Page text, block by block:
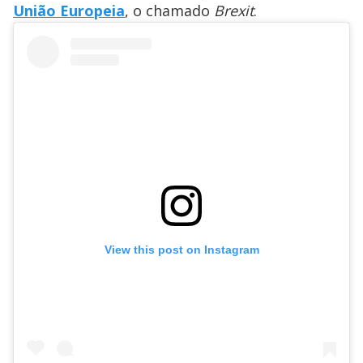
União Europeia, o chamado Brexit.
View this post on Instagram